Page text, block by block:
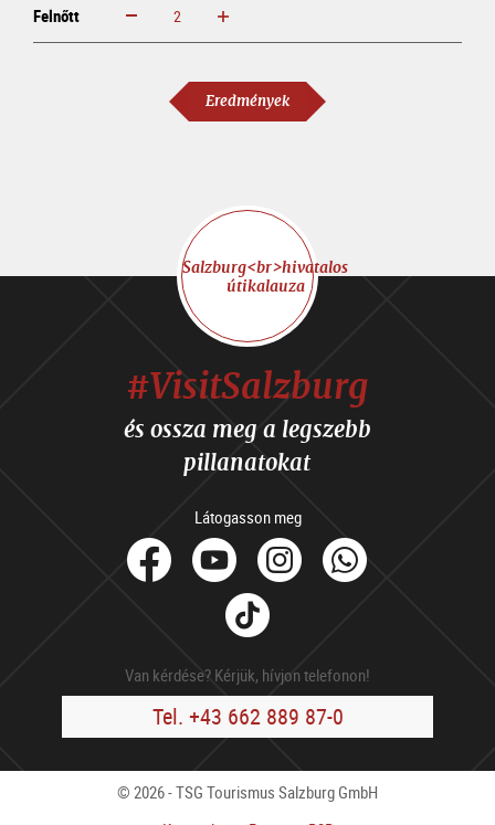
Felnőtt növelem csökkentem
Eredmények
Salzburg<br>hivatalos
útikalauza
#VisitSalzburg
és ossza meg a legszebb
pillanatokat
Látogasson meg
facebook
YoutubeInstagram
Tik
Tok
Van kérdése? Kérjük, hívjon telefonon!
Tel. +43 662 889 87-0
© 2026 - TSG Tourismus Salzburg GmbH